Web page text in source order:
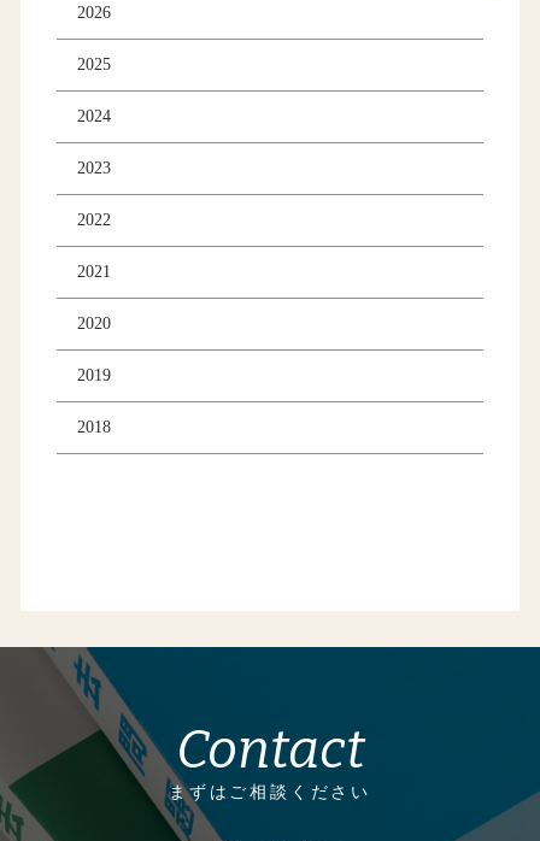
2026
2025
2024
2023
2022
2021
2020
2019
2018
Contact
まずはご相談ください